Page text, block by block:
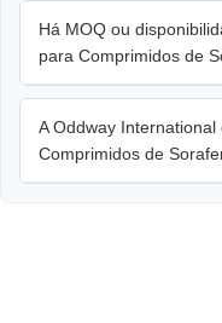
Há MOQ ou
para Comprimidos de
A Oddway
Comprimidos de